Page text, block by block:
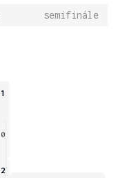
semifinále
1
0
2